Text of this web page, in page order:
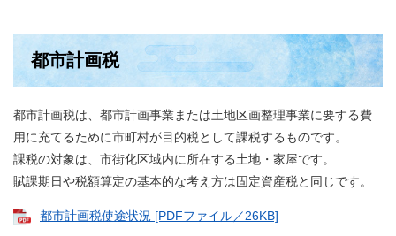
都市計画税
都市計画税は、都市計画事業または土地区画整理事業に要する費
用に充てるために市町村が目的税として課税するものです。
課税の対象は、市街化区域内に所在する土地・家屋です。
賦課期日や税額算定の基本的な考え方は固定資産税と同じです。
都市計画税使途状況 [PDFファイル／26KB]